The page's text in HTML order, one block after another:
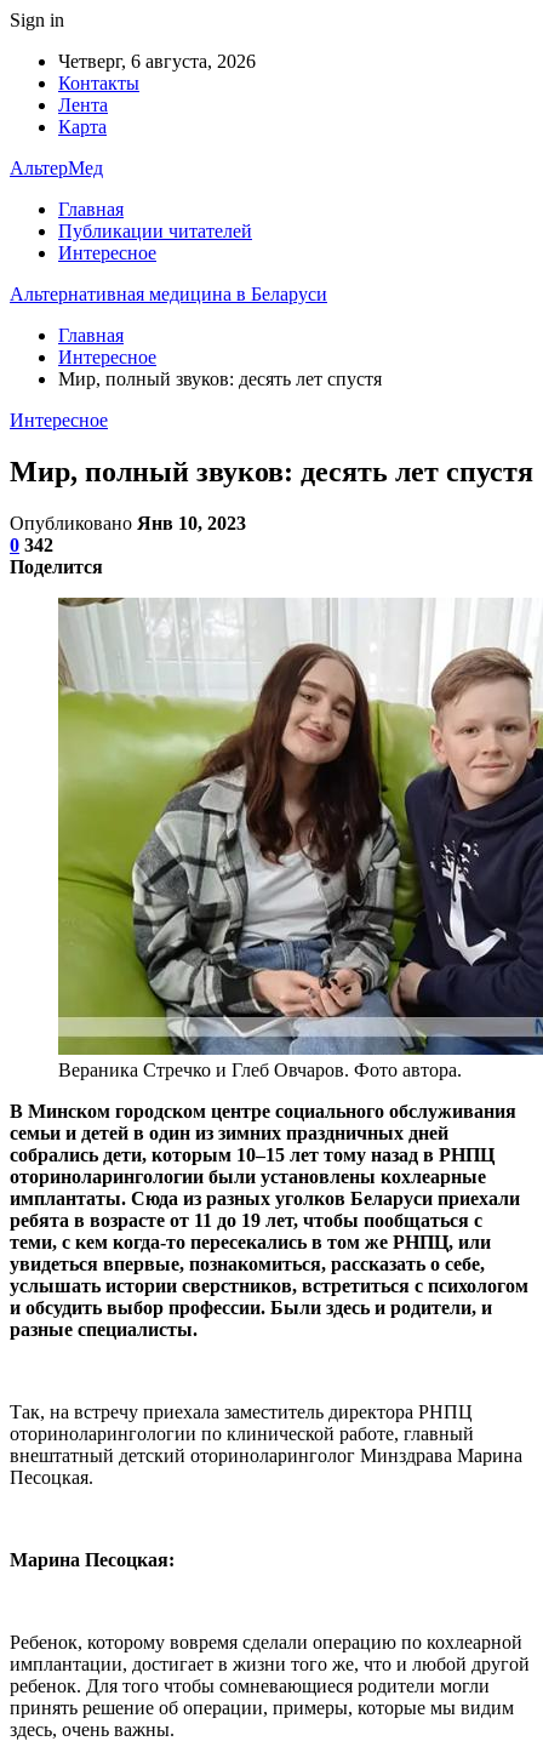
Sign in
Четверг, 6 августа, 2026
Контакты
Лента
Карта
АльтерМед
Главная
Публикации читателей
Интересное
Альтернативная медицина в Беларуси
Главная
Интересное
Мир, полный звуков: десять лет спустя
Интересное
Мир, полный звуков: десять лет спустя
Опубликовано Янв 10, 2023
0 342
Поделится
Вераника Стречко и Глеб Овчаров. Фото автора.
В Минском городском центре социального обслуживания
семьи и детей в один из зимних праздничных дней
собрались дети, которым 10–15 лет тому назад в РНПЦ
оториноларингологии были установлены кохлеарные
имплантаты. Сюда из разных уголков Беларуси приехали
ребята в возрасте от 11 до 19 лет, чтобы пообщаться с
теми, с кем когда-то пересекались в том же РНПЦ, или
увидеться впервые, познакомиться, рассказать о себе,
услышать истории сверстников, встретиться с психологом
и обсудить выбор профессии. Были здесь и родители, и
разные специалисты.
Так, на встречу приехала заместитель директора РНПЦ
оториноларингологии по клинической работе, главный
внештатный детский оториноларинголог Минздрава Марина
Песоцкая.
Марина Песоцкая:
Ребенок, которому вовремя сделали операцию по кохлеарной
имплантации, достигает в жизни того же, что и любой другой
ребенок. Для того чтобы сомневающиеся родители могли
принять решение об операции, примеры, которые мы видим
здесь, очень важны.